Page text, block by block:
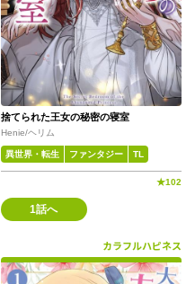
捨てられた王女の秘密の寝室
Henie/ヘリム
異世界・転生 ファンタジー TL
★102
1話へ
カラフルハピネス